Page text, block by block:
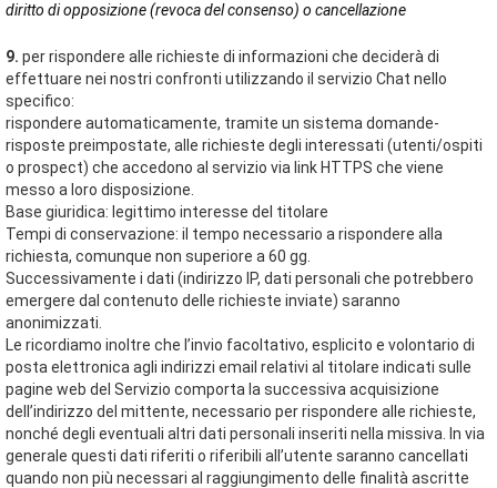
diritto di opposizione (revoca del consenso) o cancellazione
9. per rispondere alle richieste di informazioni che deciderà di
effettuare nei nostri confronti utilizzando il servizio Chat nello
specifico:
rispondere automaticamente, tramite un sistema domande-
risposte preimpostate, alle richieste degli interessati (utenti/ospiti
o prospect) che accedono al servizio via link HTTPS che viene
messo a loro disposizione.
Base giuridica: legittimo interesse del titolare
Tempi di conservazione: il tempo necessario a rispondere alla
richiesta, comunque non superiore a 60 gg.
Successivamente i dati (indirizzo IP, dati personali che potrebbero
emergere dal contenuto delle richieste inviate) saranno
anonimizzati.
Le ricordiamo inoltre che l’invio facoltativo, esplicito e volontario di
posta elettronica agli indirizzi email relativi al titolare indicati sulle
pagine web del Servizio comporta la successiva acquisizione
dell’indirizzo del mittente, necessario per rispondere alle richieste,
nonché degli eventuali altri dati personali inseriti nella missiva. In via
generale questi dati riferiti o riferibili all’utente saranno cancellati
quando non più necessari al raggiungimento delle finalità ascritte